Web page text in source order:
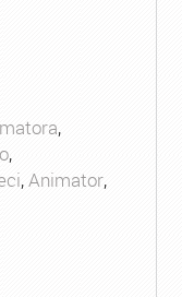
,
,
,Animator,